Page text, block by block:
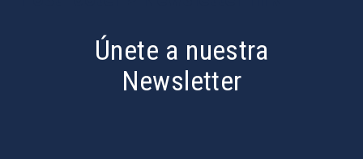
Únete a nuestra
Newsletter